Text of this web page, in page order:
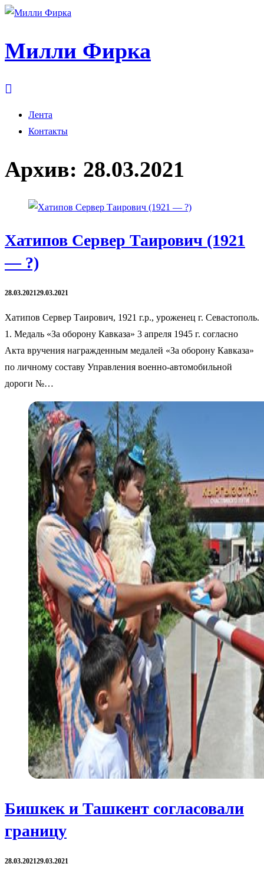
Милли Фирка
Лента
Контакты
Архив: 28.03.2021
Хатипов Сервер Таирович (1921
— ?)
28.03.202129.03.2021
Хатипов Сервер Таирович, 1921 г.р., уроженец г. Севастополь.
1. Медаль «За оборону Кавказа» 3 апреля 1945 г. согласно
Акта вручения награжденным медалей «За оборону Кавказа»
по личному составу Управления военно-автомобильной
дороги №…
Бишкек и Ташкент согласовали
границу
28.03.202129.03.2021